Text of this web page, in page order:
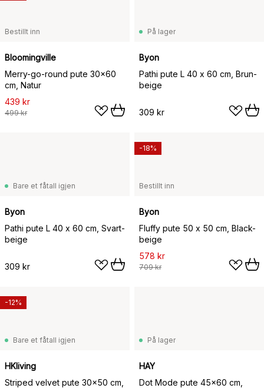
Bestillt inn
Bloomingville
Merry-go-round pute 30x60
cm, Natur
439 kr
499 kr
På lager
Byon
Pathi pute L 40 x 60 cm, Brun-
beige
309 kr
Bare et fåtall igjen
Byon
Pathi pute L 40 x 60 cm, Svart-
beige
309 kr
Bestillt inn
Byon
Fluffy pute 50 x 50 cm, Black-
beige
578 kr
709 kr
-18%
Bare et fåtall igjen
HKliving
Striped velvet pute 30x50 cm,
-12%
På lager
HAY
Dot Mode pute 45x60 cm,